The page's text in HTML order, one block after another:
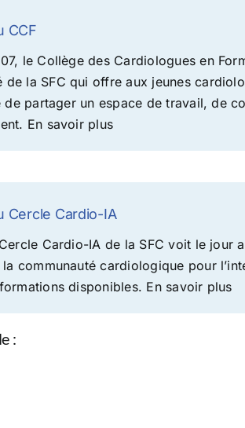
CCF
le Collège des Cardiologues en
de la SFC qui offre aux jeunes
de partager un espace de travail, de
En savoir plus
Cercle Cardio-IA
Cardio-IA de la SFC voit le jour
communauté cardiologique pour
disponibles. En savoir plus
: